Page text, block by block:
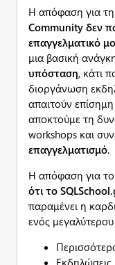
Η απόφαση για
Community δεν
επαγγελματικό
μια βασική
υπόσταση, κάτι
διοργάνωση
απαιτούν
αποκτούμε τη
workshops και
επαγγελματισμό.
Η απόφαση για
ότι το
παραμένει η
ενός